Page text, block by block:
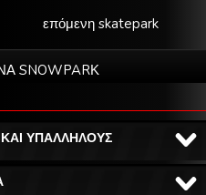
επόμενη skatepark
SNOWPARΚ
ΥΠΑΛΛΗΛΟΥΣ